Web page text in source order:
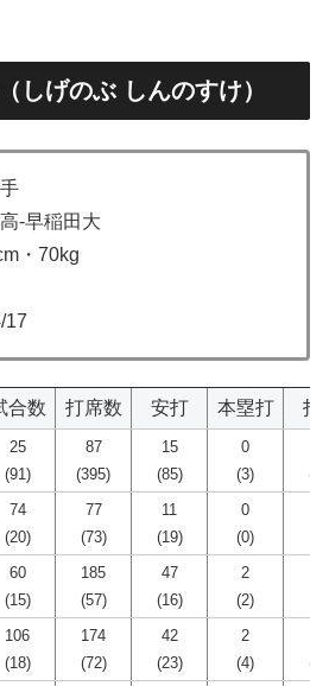
しげのぶ しんのすけ）
-早稲田大
・70kg
17
合数 打席数 安打 本塁打 打
25
(91)
87
(395)
15
(85)
0
(3)
74
(20)
77
(73)
11
(19)
0
(0)
60
(15)
185
(57)
47
(16)
2
(2)
106
(18)
174
(72)
42
(23)
2
(4)